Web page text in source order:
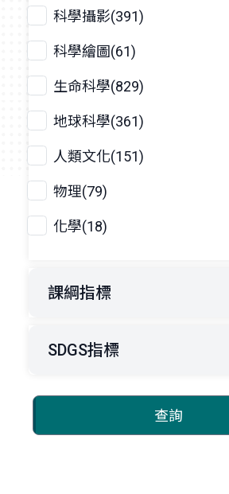
科學攝影(391)
科學繪圖(61)
生命科學(829)
地球科學(361)
人類文化(151)
物理(79)
化學(18)
課綱指標
SDGS指標
查詢